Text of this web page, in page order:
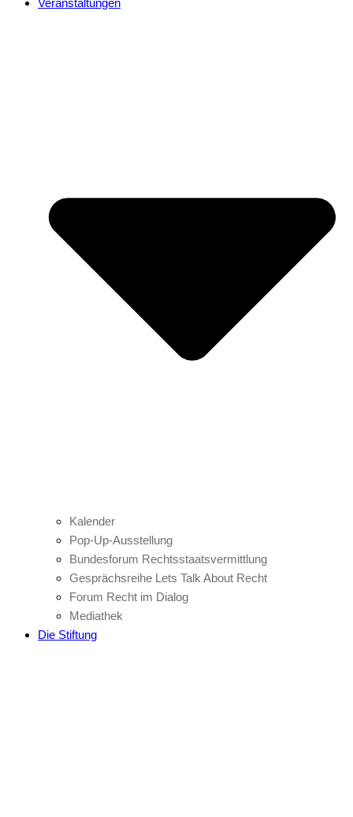
Veranstaltungen
Kalender
Pop-Up-Ausstellung
Bundesforum Rechtsstaatsvermittlung
Gesprächsreihe Lets Talk About Recht
Forum Recht im Dialog
Mediathek
Die Stiftung